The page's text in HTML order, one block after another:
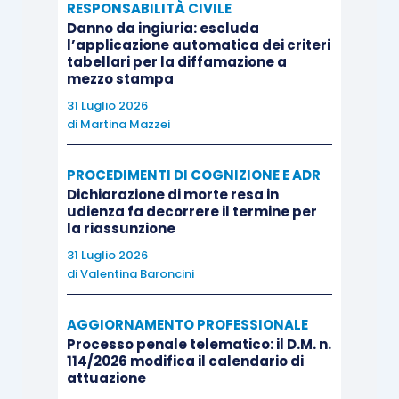
“tramite un intermediario”.
Sul lato attivo del corruttore:
la norma punisce “
o altra utilità alle persone indicate nel primo
manca la condotta di “offerta” prevista
dalla Decisione Quadro; manca la
condotta “tramite intermediario”, manca
l’estensione dei soggetti cui la promessa
uanto alla Responsabilità 231, la stessa è ora
RESPONSABILITÀ CIVILE
Danno da ingiuria: escluda
l’applicazione automatica dei criteri
tabellari per la diffamazione a
mezzo stampa
31 Luglio 2026
di Martina Mazzei
PROCEDIMENTI DI COGNIZIONE E ADR
Dichiarazione di morte resa in
udienza fa decorrere il termine per
la riassunzione
31 Luglio 2026
diValentina Baroncini
AGGIORNAMENTO PROFESSIONALE
Processo penale telematico: il D.M. n.
114/2026 modifica il calendario di
attuazione